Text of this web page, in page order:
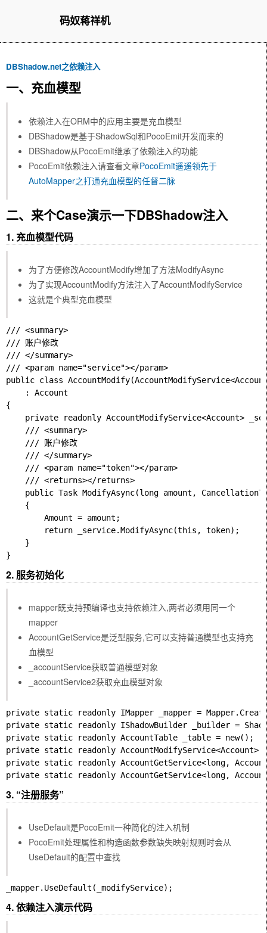
码奴蒋祥机
DBShadow.net之依赖注入
一、充血模型
依赖注入在ORM中的应用主要是充血模型
DBShadow是基于ShadowSql和PocoEmit开发而来的
DBShadow从PocoEmit继承了依赖注入的功能
PocoEmit依赖注入请查看文章PocoEmit遥遥领先于
AutoMapper之打通充血模型的任督二脉
二、来个Case演示一下DBShadow注入
1. 充血模型代码
为了方便修改AccountModify增加了方法ModifyAsync
为了实现AccountModify方法注入了AccountModifyService
这就是个典型充血模型
/// <summary>
/// 账户修改
/// </summary>
/// <param name="service"></param>
public class
    : Account
{
private readonly AccountModifyService<Account>
    /// <summary>
    /// 账户修改
    /// </summary>
    /// <param name="token"></param>
    /// <returns></returns>
public Task ModifyAsync(long amount,
    {
        Amount = amount;
        return _service.ModifyAsync(this, token);
    }
2. 服务初始化
mapper既支持预编译也支持依赖注入,两者必须用同一个
mapper
AccountGetService是泛型服务,它可以支持普通模型也支持充
血模型
_accountService获取普通模型对象
_accountService2获取充血模型对象
private static readonly IMapper _mapper =
private static readonly IShadowBuilder _builder =
private static readonly AccountTable _table = new();
private static readonly
private static readonly AccountGetService<long,
3. “注册服务”
UseDefault是PocoEmit一种简化的注入机制
PocoEmit处理属性和构造函数参数缺失映射规则时会从
UseDefault的配置中查找
4. 依赖注入演示代码